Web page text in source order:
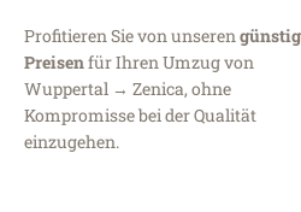
Profitieren Sie von unseren
Preisenfür Ihren Umzug von
Wuppertal → Zenica, ohne
Kompromisse bei der Qualität
einzugehen.